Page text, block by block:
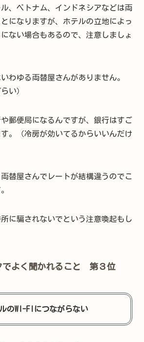
、ベトナム、インドネシアなどは両
になりますが、ホテルの立地によっ
ない場合もあるので、注意しましょ
わゆる両替屋さんがありません。
い）
郵便局になるんですが、銀行はすご
。（冷房が効いてるからいいんだけ
替屋さんでレートが結構違うのでこ
に騙されないでという注意喚起もし
でよく聞かれること 第３位
のWI-FIにつながらない